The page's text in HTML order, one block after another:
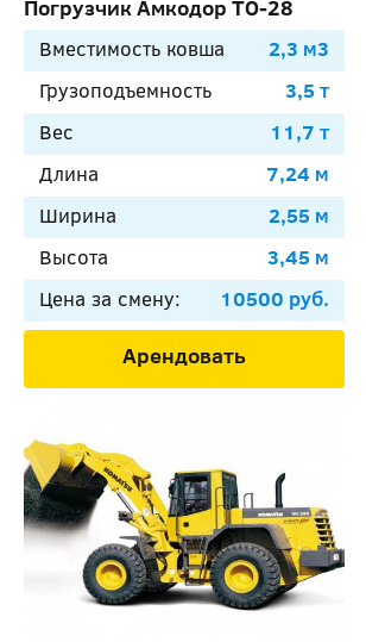
Погрузчик Амкодор ТО-28
Вместимость ковша
2,3 м3
Грузоподъемность
3,5 т
Вес
11,7 т
Длина
7,24 м
Ширина
2,55 м
Высота
3,45 м
Цена за смену:
10500 руб.
Арендовать